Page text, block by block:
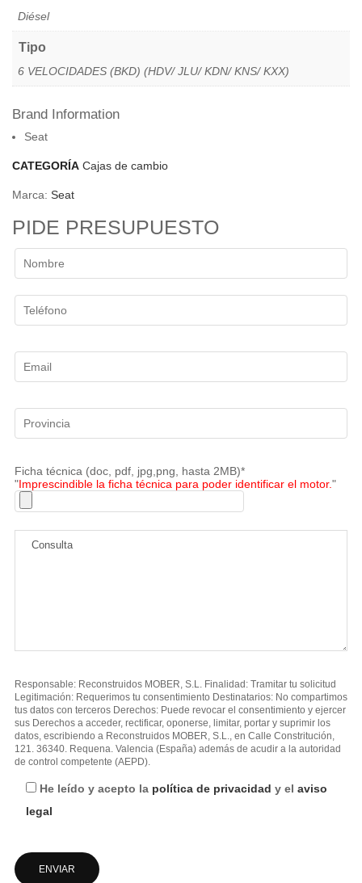
Diésel
Tipo
6 VELOCIDADES (BKD) (HDV/ JLU/ KDN/ KNS/ KXX)
Brand Information
Seat
CATEGORÍA Cajas de cambio
Marca: Seat
PIDE PRESUPUESTO
Ficha técnica (doc, pdf, jpg,png, hasta 2MB)*
"Imprescindible la ficha técnica para poder identificar el motor."
Responsable: Reconstruidos MOBER, S.L. Finalidad: Tramitar tu solicitud
Legitimación: Requerimos tu consentimiento Destinatarios: No compartimos
tus datos con terceros Derechos: Puede revocar el consentimiento y ejercer
sus Derechos a acceder, rectificar, oponerse, limitar, portar y suprimir los
datos, escribiendo a Reconstruidos MOBER, S.L., en Calle Constritución,
121. 36340. Requena. Valencia (España) además de acudir a la autoridad
de control competente (AEPD).
He leído y acepto la política de privacidad y el aviso
legal